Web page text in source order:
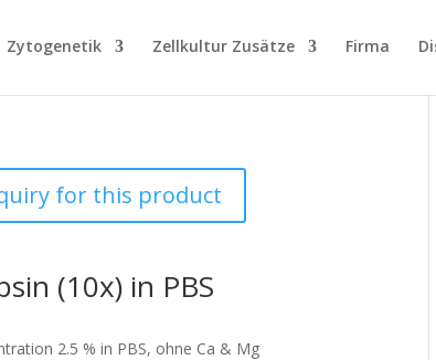
Zytogenetik Zellkultur Zusätze Firma
for this product
(10x) in PBS
2.5 % in PBS, ohne Ca & Mg